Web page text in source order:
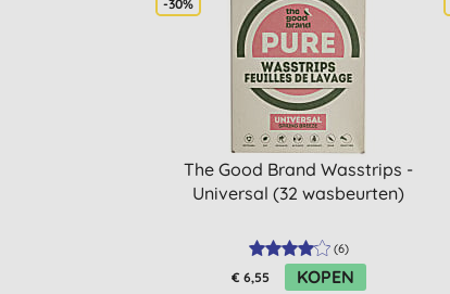
-30%
The Good Brand Wasstrips -
Universal (32 wasbeurten)
(6)
€ 6,55 KOPEN